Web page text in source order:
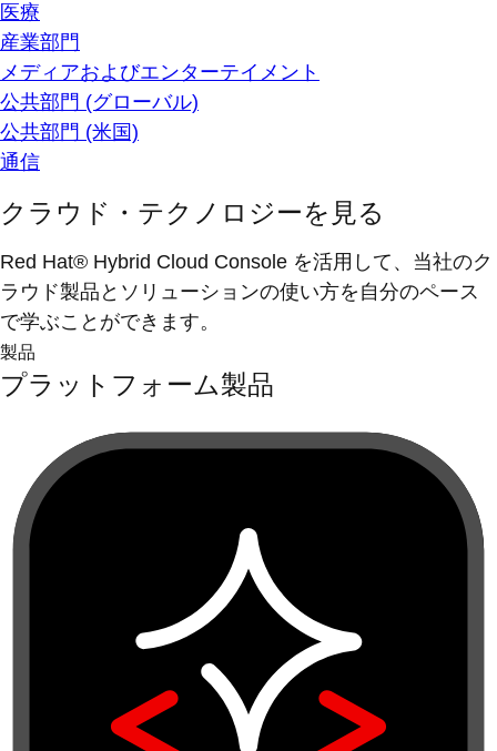
医療
産業部門
メディアおよびエンターテイメント
公共部門 (グローバル)
公共部門 (米国)
通信
クラウド・テクノロジーを見る
Red Hat® Hybrid Cloud Console を活用して、当社のク
ラウド製品とソリューションの使い方を自分のペース
で学ぶことができます。
製品
プラットフォーム製品